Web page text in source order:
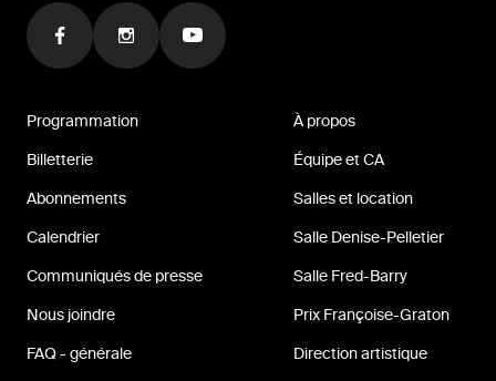
Programmation
Billetterie
Abonnements
Calendrier
Communiqués de presse
Nous joindre
FAQ - générale
À propos
Équipe et CA
Salles et location
Salle Denise-Pelletier
Salle Fred-Barry
Prix Françoise-Graton
Direction artistique